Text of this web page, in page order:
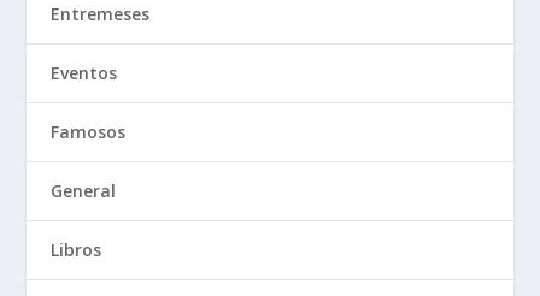
Entremeses
Eventos
Famosos
General
Libros